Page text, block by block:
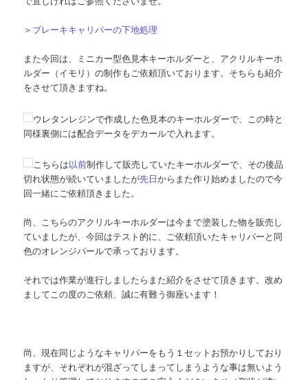
＞ ブレーキキャリパーの下地処理
また今回は、ミニカー型色見本キーホルダーと、アクリルキーホ
ルダー（イモリ）の制作もご依頼頂いております。そちらも紹介
をさせて頂きますね。
ウレタンレジンで作成した色見本のキーホルダーで、この時と
同様裏側には配合データをデカールで入れます。
こちらは以前制作して販売していたキーホルダーで、その後品
切れ状態が続いていましたが先日からまた作り始めましたので今
回一緒にご依頼頂きました。
尚、こちらのアクリルキーホルダーは今まで塗装した物を販売し
ていましたが、今回はテスト的に、ご依頼頂いたキャリパーと同
色のオレンジパールで承っております。
それでは作業が進行しましたらまた紹介をさせて頂きます。改め
ましてこの度のご依頼、誠に有難う御座います！
尚、現在同じようなキャリパーをもう１セットお預かりしており
ますが、それぞれが混ざってしまってしまうような事は無いよう